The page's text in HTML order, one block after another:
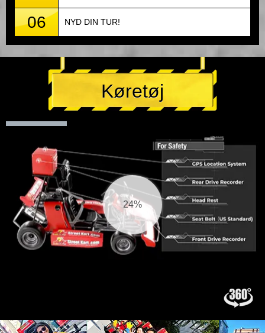
06 NYD DIN TUR!
Køretøj
25%